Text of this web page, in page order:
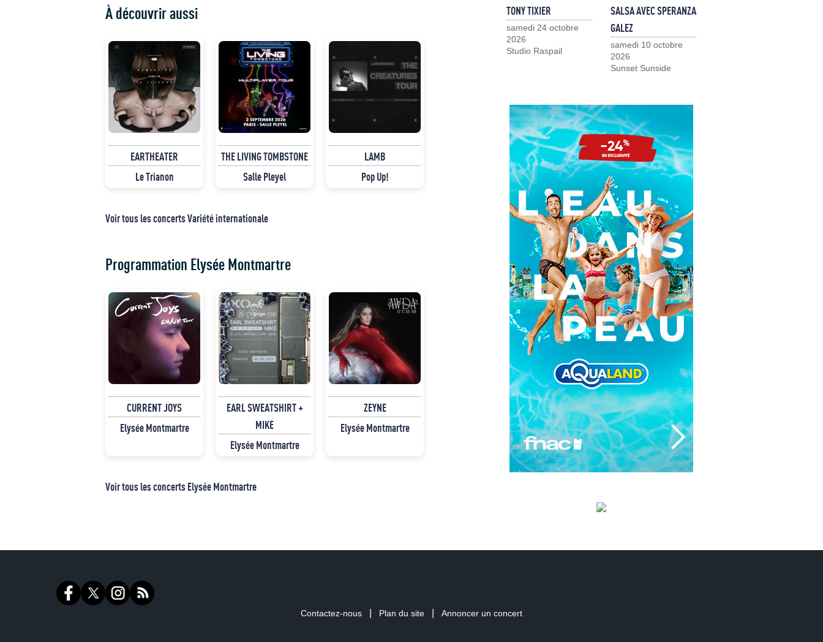
À découvrir aussi
EARTHEATER
Le Trianon
THE LIVING TOMBSTONE
Salle Pleyel
LAMB
Pop Up!
Voir tous les concerts Variété internationale
Programmation Elysée Montmartre
CURRENT JOYS
Elysée Montmartre
EARL SWEATSHIRT +
MIKE
Elysée Montmartre
ZEYNE
Elysée Montmartre
Voir tous les concerts Elysée Montmartre
TONY TIXIER
samedi 24 octobre
2026
Studio Raspail
SALSA AVEC SPERANZA
GALEZ
samedi 10 octobre
2026
Sunset Sunside
Contactez-nous Plan du site Annoncer un concert